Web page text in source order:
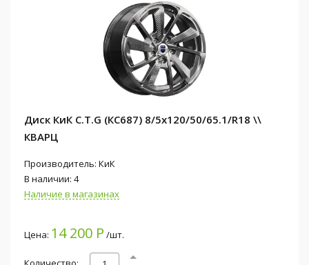
Диск КиК C.T.G (КС687) 8/5x120/50/65.1/R18 \\
КВАРЦ
Производитель: КиК
В наличии: 4
Наличие в магазинах
Цена: 14 200 Р /шт.